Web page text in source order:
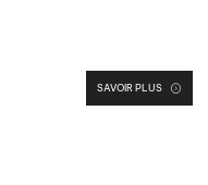
SAVOIR PLUS